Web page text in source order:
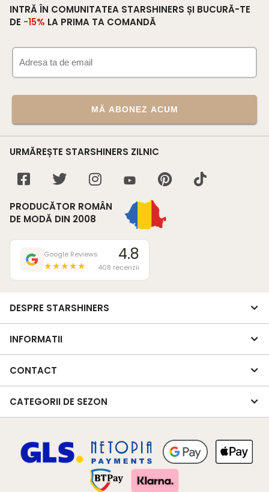
INTRĂ ÎN COMUNITATEA STARSHINERS ȘI BUCURĂ-TE
DE -15% LA PRIMA TA COMANDĂ
MĂ ABONEZ ACUM
URMĂREȘTE STARSHINERS ZILNIC
PRODUCĂTOR ROMÂN
DE MODĂ DIN 2008
Google Reviews
★★★★★
4.8
408 recenzii
DESPRE STARSHINERS
INFORMATII
CONTACT
CATEGORII DE SEZON